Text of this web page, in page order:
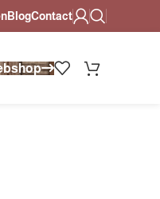
in onze showrooms.
BlogContact